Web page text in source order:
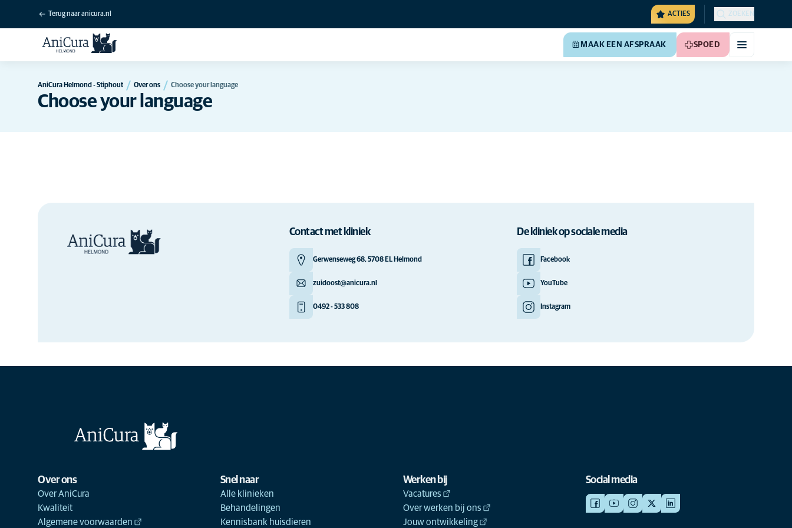
Terug naar anicura.nl ACTIES ZOEKEN
MAAK EEN AFSPRAAK SPOED
AniCura Helmond - Stiphout Over ons Choose your language
Choose your language
Contact met kliniek
Gerwenseweg 68, 5708 EL Helmond
zuidoost@anicura.nl
0492 - 533 808
De kliniek op sociale media
Facebook
YouTube
Instagram
Over ons
Over AniCura
Kwaliteit
Algemene voorwaarden
Snel naar
Alle klinieken
Behandelingen
Kennisbank huisdieren
Werken bij
Vacatures
Over werken bij ons
Jouw ontwikkeling
Social media